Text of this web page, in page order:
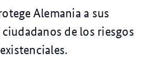
Alemania a sus
de los riesgos
existenciales.